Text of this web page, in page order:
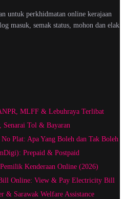
untuk perkhidmatan online kerajaan
masuk, semak status, mohon dan elak
MLFF & Lebuhraya Terlibat
Senarai Tol & Bayaran
Plat: Apa Yang Boleh dan Tak Boleh
Prepaid & Postpaid
Kenderaan Online (2026)
Online: View & Pay Electricity Bill
& Sarawak Welfare Assistance